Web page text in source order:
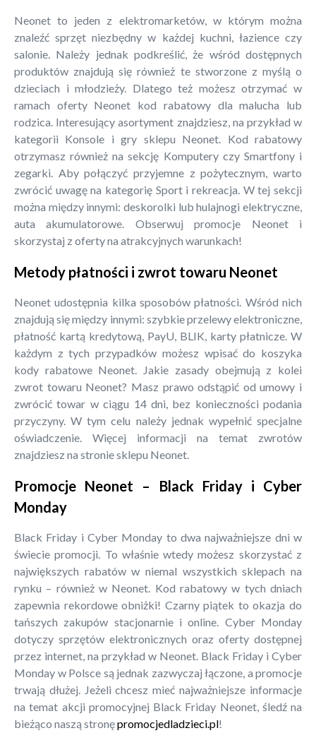
Neonet to jeden z elektromarketów, w którym można
znaleźć sprzęt niezbędny w każdej kuchni, łazience czy
salonie. Należy jednak podkreślić, że wśród dostępnych
produktów znajdują się również te stworzone z myślą o
dzieciach i młodzieży. Dlatego też możesz otrzymać w
ramach oferty Neonet kod rabatowy dla malucha lub
rodzica. Interesujący asortyment znajdziesz, na przykład w
kategorii Konsole i gry sklepu Neonet. Kod rabatowy
otrzymasz również na sekcję Komputery czy Smartfony i
zegarki. Aby połączyć przyjemne z pożytecznym, warto
zwrócić uwagę na kategorię Sport i rekreacja. W tej sekcji
można między innymi: deskorolki lub hulajnogi elektryczne,
auta akumulatorowe. Obserwuj promocje Neonet i
skorzystaj z oferty na atrakcyjnych warunkach!
Metody płatności i zwrot towaru Neonet
Neonet udostępnia kilka sposobów płatności. Wśród nich
znajdują się między innymi: szybkie przelewy elektroniczne,
płatność kartą kredytową, PayU, BLIK, karty płatnicze. W
każdym z tych przypadków możesz wpisać do koszyka
kody rabatowe Neonet. Jakie zasady obejmują z kolei
zwrot towaru Neonet? Masz prawo odstąpić od umowy i
zwrócić towar w ciągu 14 dni, bez konieczności podania
przyczyny. W tym celu należy jednak wypełnić specjalne
oświadczenie. Więcej informacji na temat zwrotów
znajdziesz na stronie sklepu Neonet.
Promocje Neonet – Black Friday i Cyber
Monday
Black Friday i Cyber Monday to dwa najważniejsze dni w
świecie promocji. To właśnie wtedy możesz skorzystać z
największych rabatów w niemal wszystkich sklepach na
rynku – również w Neonet. Kod rabatowy w tych dniach
zapewnia rekordowe obniżki! Czarny piątek to okazja do
tańszych zakupów stacjonarnie i online. Cyber Monday
dotyczy sprzętów elektronicznych oraz oferty dostępnej
przez internet, na przykład w Neonet. Black Friday i Cyber
Monday w Polsce są jednak zazwyczaj łączone, a promocje
trwają dłużej. Jeżeli chcesz mieć najważniejsze informacje
na temat akcji promocyjnej Black Friday Neonet, śledź na
bieżąco naszą stronępromocjedladzieci.pl!